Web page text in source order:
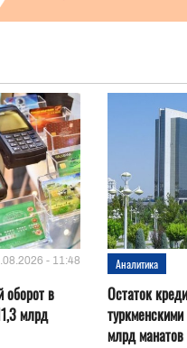
- 11:48
оборот в
млрд
Аналитика
Остаток
млрд манатов